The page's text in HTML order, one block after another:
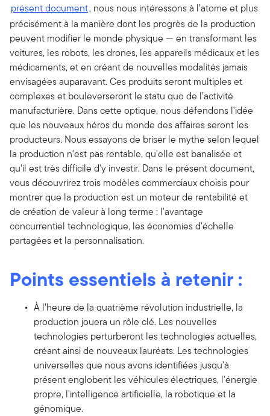
présent document, nous nous intéressons à l’atome et plus
précisément à la manière dont les progrès de la production
peuvent modifier le monde physique — en transformant les
voitures, les robots, les drones, les appareils médicaux et les
médicaments, et en créant de nouvelles modalités jamais
envisagées auparavant. Ces produits seront multiples et
complexes et bouleverseront le statu quo de l’activité
manufacturière. Dans cette optique, nous défendons l'idée
que les nouveaux héros du monde des affaires seront les
producteurs. Nous essayons de briser le mythe selon lequel
la production n'est pas rentable, qu'elle est banalisée et
qu'il est très difficile d'y investir. Dans le présent document,
vous découvrirez trois modèles commerciaux choisis pour
montrer que la production est un moteur de rentabilité et
de création de valeur à long terme : l'avantage
concurrentiel technologique, les économies d'échelle
partagées et la personnalisation.
Points essentiels à retenir :
À l’heure de la quatrième révolution industrielle, la
production jouera un rôle clé. Les nouvelles
technologies perturberont les technologies actuelles,
créant ainsi de nouveaux lauréats. Les technologies
universelles que nous avons identifiées jusqu'à
présent englobent les véhicules électriques, l'énergie
propre, l'intelligence artificielle, la robotique et la
génomique.